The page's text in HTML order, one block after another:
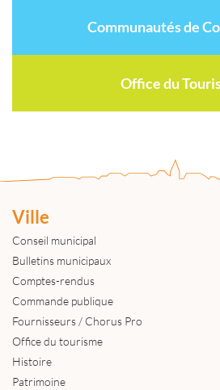
Communautés de
Office du
Ville
Conseil municipal
Bulletins municipaux
Comptes-rendus
Commande publique
Fournisseurs / Chorus Pro
Office du tourisme
Histoire
Patrimoine